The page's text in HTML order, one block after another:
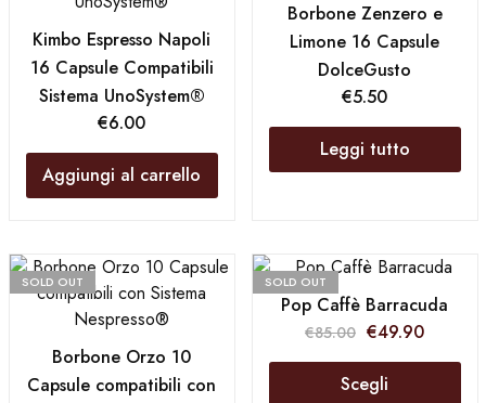
Kimbo Espresso Napoli
16 Capsule Compatibili
Sistema UnoSystem®
€6.00
Aggiungi al carrello
Borbone Zenzero e
Limone 16 Capsule
DolceGusto
€5.50
Leggi tutto
SOLD OUT
Borbone Orzo 10
Capsule compatibili con
SOLD OUT
Pop Caffè Barracuda
€85.00 €49.90
Scegli